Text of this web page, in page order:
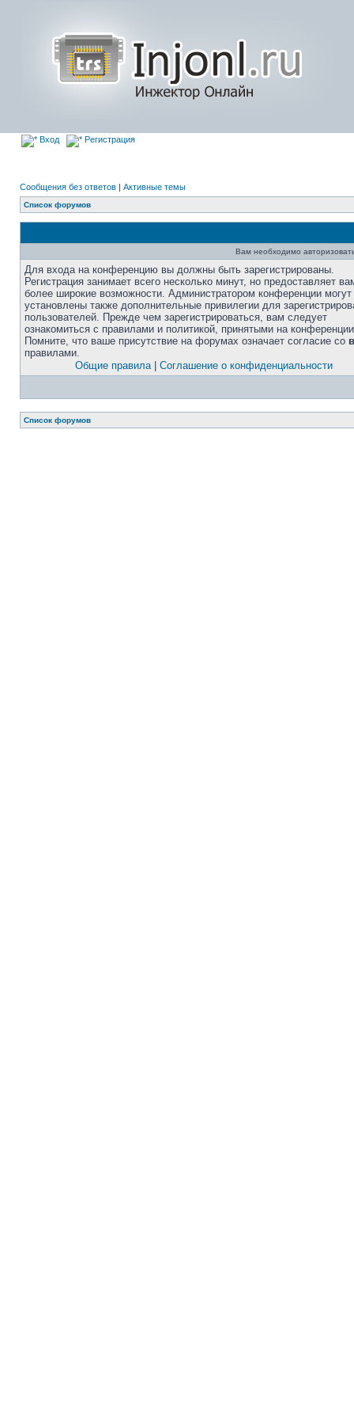
Вход Регистрация
Сообщения без ответов | Активные темы
Список форумов
Вам необходимо
Для входа на конференцию вы должны быть зарегистрированы.
Регистрация занимает всего несколько минут, но предоставляет
более широкие возможности. Администратором конференции
установлены также дополнительные привилегии для
пользователей. Прежде чем зарегистрироваться, вам следует
ознакомиться с правилами и политикой, принятыми на
Помните, что ваше присутствие на форумах означает согласие со
правилами.
Общие правила| Соглашение о конфиденциальности
Список форумов